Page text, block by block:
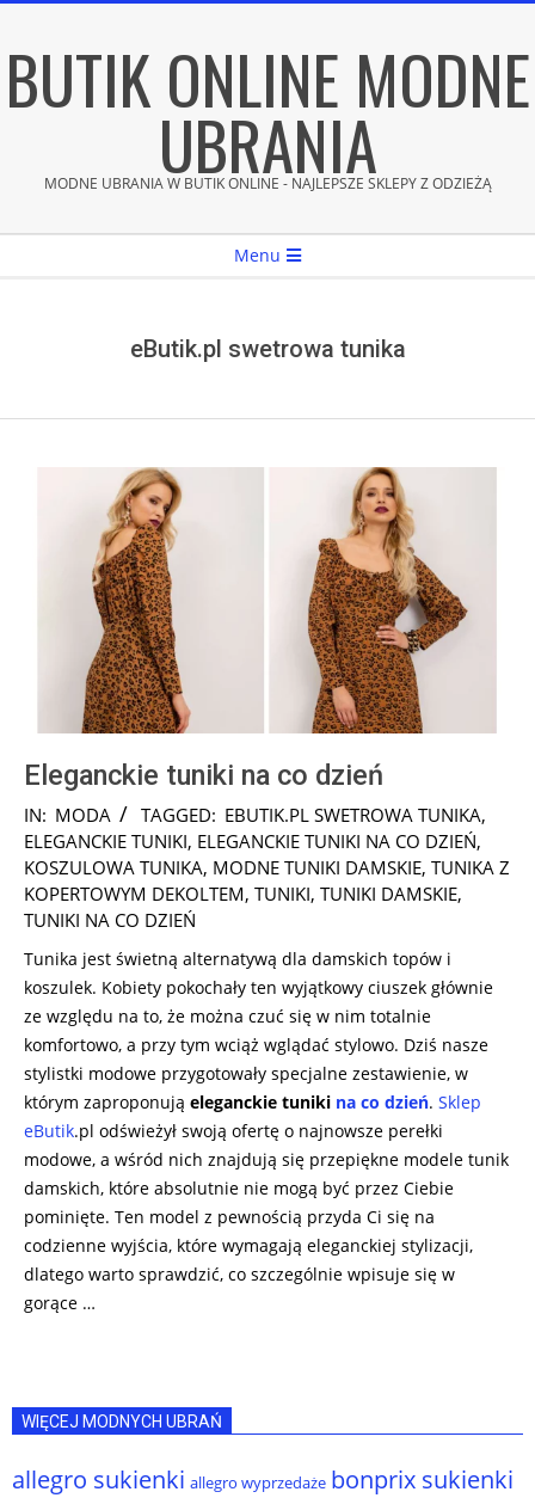
content
BUTIK ONLINE MODNE
UBRANIA
MODNE UBRANIA W BUTIK ONLINE - NAJLEPSZE SKLEPY Z ODZIEŻĄ
Menu
eButik.pl swetrowa tunika
Eleganckie tuniki na co dzień
2024-
11-
13
IN: MODA TAGGED: EBUTIK.PL SWETROWA TUNIKA,
ELEGANCKIE TUNIKI, ELEGANCKIE TUNIKI NA CO DZIEŃ,
KOSZULOWA TUNIKA, MODNE TUNIKI DAMSKIE, TUNIKA Z
KOPERTOWYM DEKOLTEM, TUNIKI, TUNIKI DAMSKIE,
TUNIKI NA CO DZIEŃ
Tunika jest świetną alternatywą dla damskich topów i
koszulek. Kobiety pokochały ten wyjątkowy ciuszek głównie
ze względu na to, że można czuć się w nim totalnie
komfortowo, a przy tym wciąż wglądać stylowo. Dziś nasze
stylistki modowe przygotowały specjalne zestawienie, w
którym zaproponują eleganckie tuniki na co dzień. Sklep
eButik.pl odświeżył swoją ofertę o najnowsze perełki
modowe, a wśród nich znajdują się przepiękne modele tunik
damskich, które absolutnie nie mogą być przez Ciebie
pominięte. Ten model z pewnością przyda Ci się na
codzienne wyjścia, które wymagają eleganckiej stylizacji,
dlatego warto sprawdzić, co szczególnie wpisuje się w
gorące …
WIĘCEJ MODNYCH UBRAŃ
allegro sukienki allegro wyprzedaże bonprix sukienki